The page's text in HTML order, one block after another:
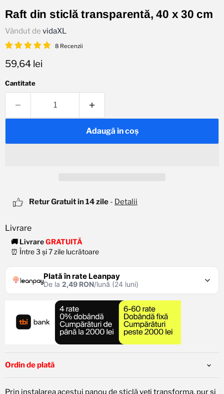
Raft din sticlă transparentă, 40 x 30 cm
Vândut de vidaXL
8 Recenzii
Preț actual
59,64 lei
Cantitate
Adaugă in coş
Retur Gratuit in 14 zile - Detalii
🚚 LivrareGRATUITĂ
⏰ Între 3 și 7 zile lucrătoare
Plată în rate Leanpay
De la 2,49 RON/lună (24 luni)
4,97 RON/lună Rata lunară
Verifică limita
Planuri disponibile:
3x 19,88 RON 6x 9,94 RON
12x 4,97 RON
🚨 Pentru plata în rate, alegeți
Plăți în rate cu
Ordin de plată
Prin instalarea acestui panou de sticlă veți transforma, pur și